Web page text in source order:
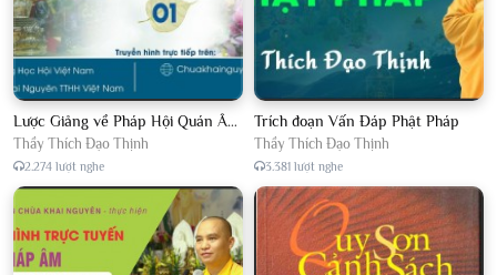
Lược Giảng về Pháp Hội Quán Âm TTHN lần 2
Thầy Thích Đạo Thịnh
2.274 lượt nghe
Trích đoạn Vấn Đáp Phật Pháp
Thầy Thích Đạo Thịnh
3.381 lượt nghe